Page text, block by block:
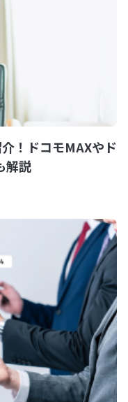
！ドコモMAXやド
解説